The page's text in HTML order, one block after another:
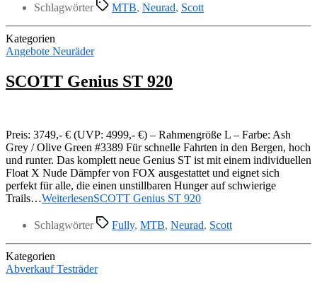
Schlagwörter MTB, Neurad, Scott
Kategorien
Angebote Neuräder
SCOTT Genius ST 920
Preis: 3749,- € (UVP: 4999,- €) – Rahmengröße L – Farbe: Ash
Grey / Olive Green #3389 Für schnelle Fahrten in den Bergen, hoch
und runter. Das komplett neue Genius ST ist mit einem individuellen
Float X Nude Dämpfer von FOX ausgestattet und eignet sich
perfekt für alle, die einen unstillbaren Hunger auf schwierige
Trails…WeiterlesenSCOTT Genius ST 920
Schlagwörter Fully, MTB, Neurad, Scott
Kategorien
Abverkauf Testräder